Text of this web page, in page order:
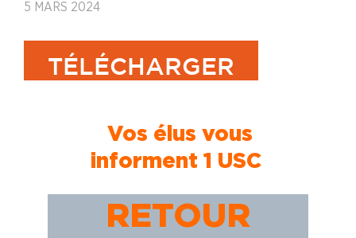
5 MARS 2024
TÉLÉCHARGER
Vos élus vous
informent 1 USC
RETOUR